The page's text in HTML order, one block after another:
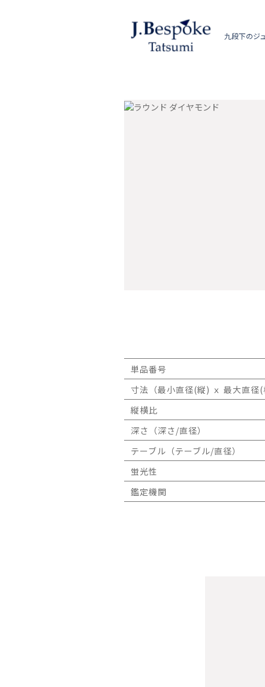
九段下のジ
単品番号
寸法（最小直径(縦) ｘ 最大直径(
縦横比
深さ（深さ/直径）
テーブル（テーブル/直径）
蛍光性
鑑定機関